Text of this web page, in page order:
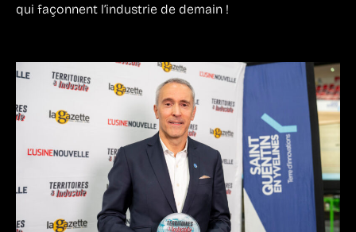
qui façonnent l’industrie de demain !